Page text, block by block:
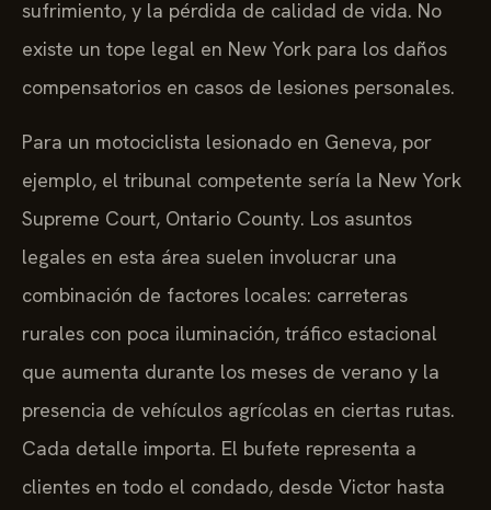
sufrimiento, y la pérdida de calidad de vida. No
existe un tope legal en New York para los daños
compensatorios en casos de lesiones personales.
Para un motociclista lesionado en Geneva, por
ejemplo, el tribunal competente sería la New York
Supreme Court, Ontario County. Los asuntos
legales en esta área suelen involucrar una
combinación de factores locales: carreteras
rurales con poca iluminación, tráfico estacional
que aumenta durante los meses de verano y la
presencia de vehículos agrícolas en ciertas rutas.
Cada detalle importa. El bufete representa a
clientes en todo el condado, desde Victor hasta